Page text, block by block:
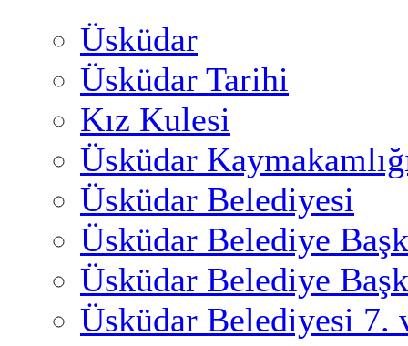
Üsküdar
Üsküdar Tarihi
Kız Kulesi
Üsküdar
Üsküdar Belediyesi
Üsküdar Belediye
Üsküdar Belediye
Üsküdar Belediyesi 7.